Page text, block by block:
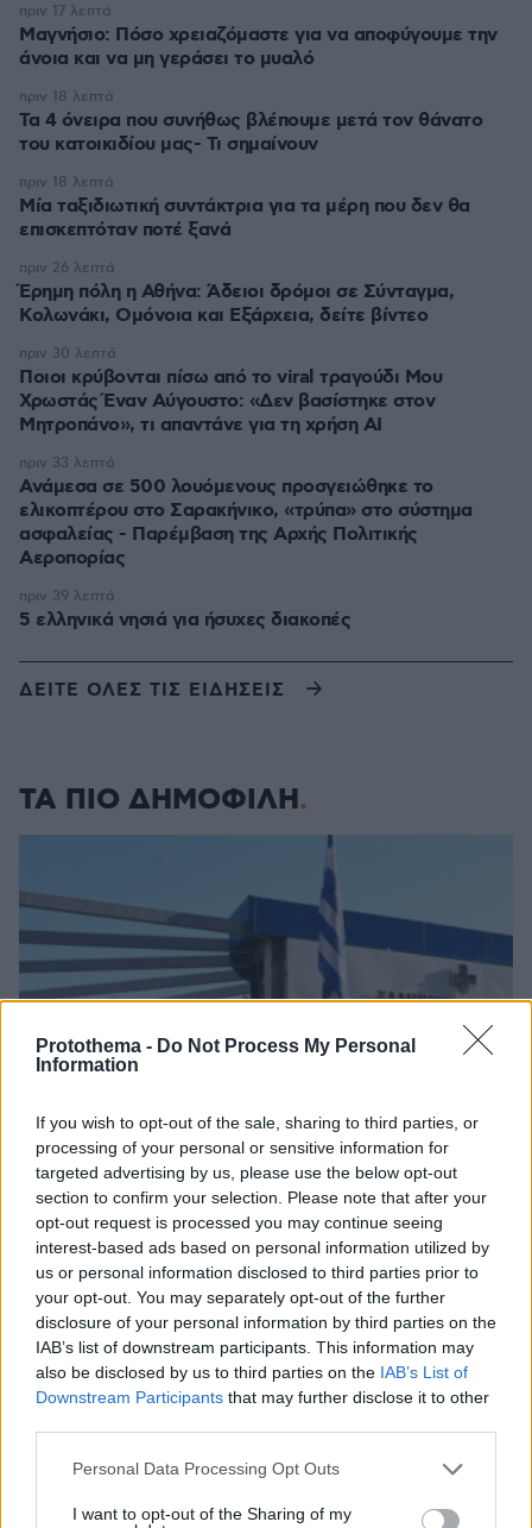
Protothema - Do Not Process My Personal
Information
If you wish to opt-out of the sale, sharing to third parties, or
processing of your personal or sensitive information for
targeted advertising by us, please use the below opt-out
section to confirm your selection. Please note that after your
opt-out request is processed you may continue seeing
interest-based ads based on personal information utilized by
us or personal information disclosed to third parties prior to
your opt-out. You may separately opt-out of the further
disclosure of your personal information by third parties on the
IAB’s list of downstream participants. This information may
also be disclosed by us to third parties on the IAB’s List of
Downstream Participants that may further disclose it to other
Please note that this website/app uses one or more Google
not limited to your visit or usage behaviour. You may click to
Personal Data Processing Opt Outs
I want to opt-out of the Sharing of my
Μαγνήσιο: Πόσο χρειαζόμαστε για να αποφύγουμε την
άνοια και να μη γεράσει το μυαλό
πριν 17 λεπτά
Τα 4 όνειρα που συνήθως βλέπουμε μετά τον θάνατο
του κατοικιδίου μας- Τι σημαίνουν
πριν 18 λεπτά
Μία ταξιδιωτική συντάκτρια για τα μέρη που δεν θα
επισκεπτόταν ποτέ ξανά
πριν 18 λεπτά
Έρημη πόλη η Αθήνα: Άδειοι δρόμοι σε Σύνταγμα,
Κολωνάκι, Ομόνοια και Εξάρχεια, δείτε βίντεο
πριν 26 λεπτά
Ποιοι κρύβονται πίσω από το viral τραγούδι Μου
Χρωστάς Έναν Αύγουστο: «Δεν βασίστηκε στον
Μητροπάνο», τι απαντάνε για τη χρήση AI
πριν 30 λεπτά
Ανάμεσα σε 500 λουόμενους προσγειώθηκε το
ελικοπτέρου στο Σαρακήνικο, «τρύπα» στο σύστημα
ασφαλείας - Παρέμβαση της Αρχής Πολιτικής
Αεροπορίας
πριν 33 λεπτά
5 ελληνικά νησιά για ήσυχες διακοπές
πριν 39 λεπτά
ΔΕΙΤΕ ΟΛΕΣ ΤΙΣ ΕΙΔΗΣΕΙΣ
ΤΑ ΠΙΟ ΔΗΜΟΦΙΛΗ
Ασθενής ξυλοκόπησε νοσηλεύτρια στα Επείγοντα
του Ερυθρού Σταυρού, την άρπαξε από τα μαλλιά
και τη χτύπησε σε πόρτες - Τι καταγγέλλει η
09.08.2026, 10:51